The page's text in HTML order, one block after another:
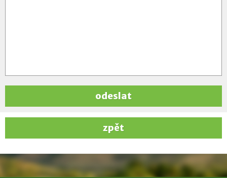
odeslat
zpět